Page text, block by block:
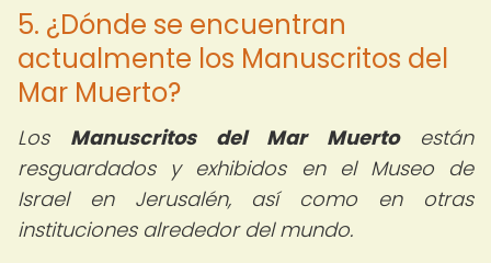
5. ¿Dónde se encuentran
actualmente los Manuscritos del
Mar Muerto?
Los Manuscritos del Mar Muertoestán
resguardados y exhibidos en el Museo de
Israel en Jerusalén, así como en otras
instituciones alrededor del mundo.